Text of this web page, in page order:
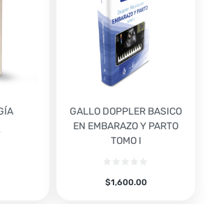
GALLO DOPPLER BASICO
EN EMBARAZO Y PARTO
TOMO I
$1,600.00